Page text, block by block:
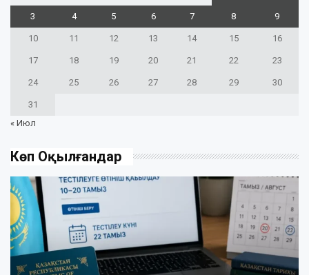
3 4 5 6 7 8 9
10 11 12 13 14 15 16
17 18 19 20 21 22 23
24 25 26 27 28 29 30
31
« Июл
Көп Оқылғандар